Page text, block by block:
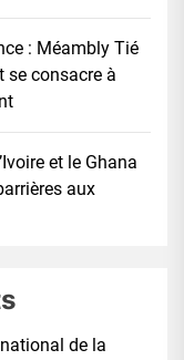
: Méambly Tié
se consacre à
et le Ghana
aux
de la